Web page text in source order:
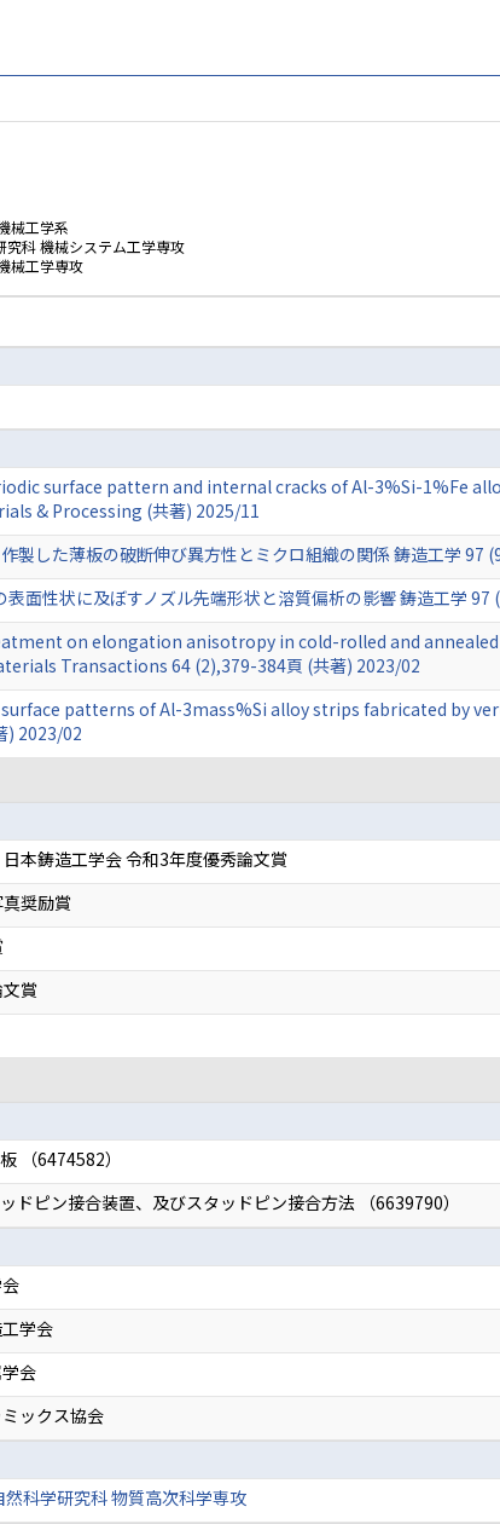
械工学系
究科 機械システム工学専攻
械工学専攻
surface pattern and internal cracks of Al-3%Si-1%Fe
& Processing (共著) 2025/11
製した薄板の破断伸び異方性とミクロ組織の関係 鋳造工学 97
面性状に及ぼすノズル先端形状と溶質偏析の影響 鋳造工学
on elongation anisotropy in cold-rolled and
Transactions 64 (2),379-384頁 (共著) 2023/02
patterns of Al-3mass%Si alloy strips fabricated by
) 2023/02
本鋳造工学会 令和3年度優秀論文賞
真奨励賞
賞
（6474582）
ドピン接合装置、及びスタッドピン接合方法 （6639790）
工学会
学会
ミックス協会
科学研究科 物質高次科学専攻